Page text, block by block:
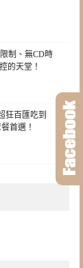
制、無CD時
的天堂！
狂百匯吃到
首選！